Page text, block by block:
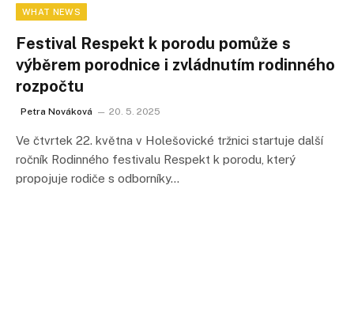
WHAT NEWS
Festival Respekt k porodu pomůže s
výběrem porodnice i zvládnutím rodinného
rozpočtu
Petra Nováková 20. 5. 2025
Ve čtvrtek 22. května v Holešovické tržnici startuje další
ročník Rodinného festivalu Respekt k porodu, který
propojuje rodiče s odborníky…